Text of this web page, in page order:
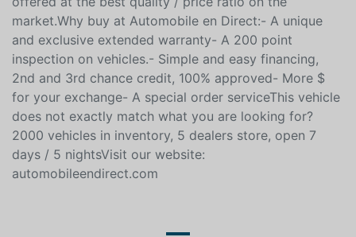
stock, Automobile en Direct has a vast inventory of
used vehicles, with all the brands and all the models
offered at the best quality / price ratio on the
market.Why buy at Automobile en Direct:- A unique
and exclusive extended warranty- A 200 point
inspection on vehicles.- Simple and easy financing,
2nd and 3rd chance credit, 100% approved- More $
for your exchange- A special order serviceThis vehicle
does not exactly match what you are looking for?
2000 vehicles in inventory, 5 dealers store, open 7